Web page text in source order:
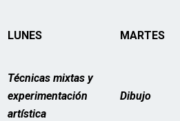
LUNES MARTES
Técnicas mixtas y
experimentación
artística
Dibujo